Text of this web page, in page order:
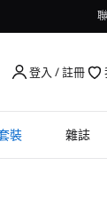
登入 / 註冊
裝 雜誌